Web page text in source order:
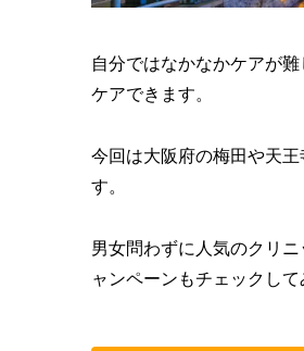
自分ではなかなかケアが
ケアできます。
今回は大阪府の梅田や天
す。
男女問わずに人気のクリ
ャンペーンもチェックして